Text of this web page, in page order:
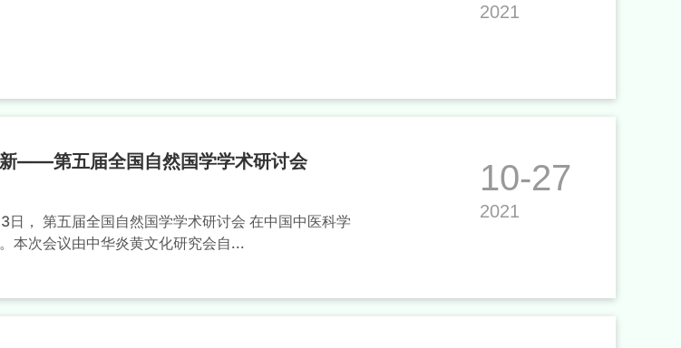
2021
10-27
2021
——第五届全国自然国学学术研讨会
， 第五届全国自然国学学术研讨会 在中国中医科学
本次会议由中华炎黄文化研究会自...